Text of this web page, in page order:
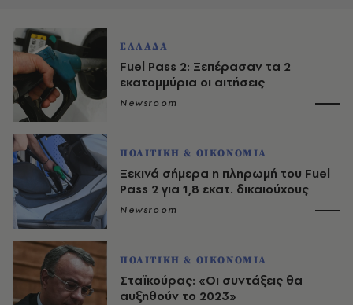
ΕΛΛΑΔΑ
Fuel Pass 2: Ξεπέρασαν τα 2
εκατομμύρια οι αιτήσεις
Newsroom
ΠΟΛΙΤΙΚΗ & ΟΙΚΟΝΟΜΙΑ
Ξεκινά σήμερα η πληρωμή του Fuel
Pass 2 για 1,8 εκατ. δικαιούχους
Newsroom
ΠΟΛΙΤΙΚΗ & ΟΙΚΟΝΟΜΙΑ
Σταϊκούρας: «Οι συντάξεις θα
αυξηθούν το 2023»